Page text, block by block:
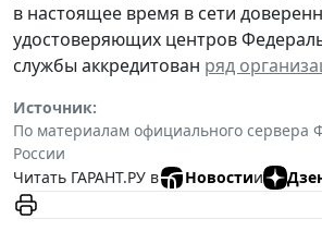
в настоящее время в сети
удостоверяющих центров
службы аккредитован ряд
Источник:
По материалам официального сервера
России
Читать ГАРАНТ.РУ в Новостии